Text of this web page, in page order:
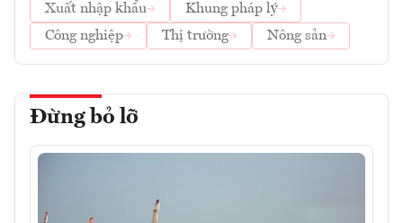
Xuất nhập khẩu
Khung pháp lý
Công nghiệp
Thị trường Nông sản
Đừng bỏ lỡ